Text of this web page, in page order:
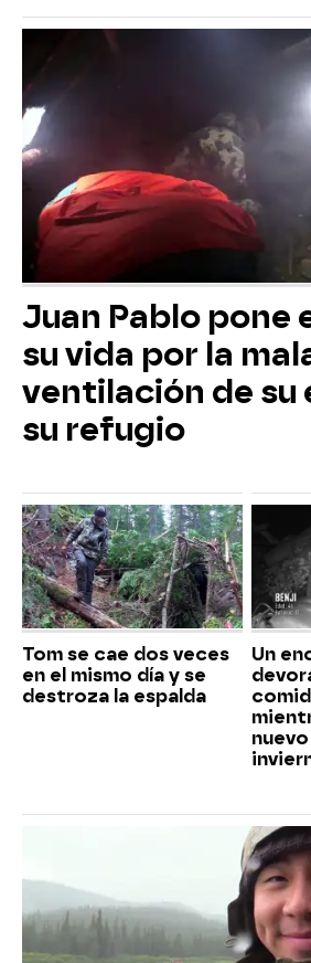
Juan Pablo pone
su vida por la
ventilación de su
su refugio
Tom se cae dos veces
en el mismo día y se
destroza la espalda
Un